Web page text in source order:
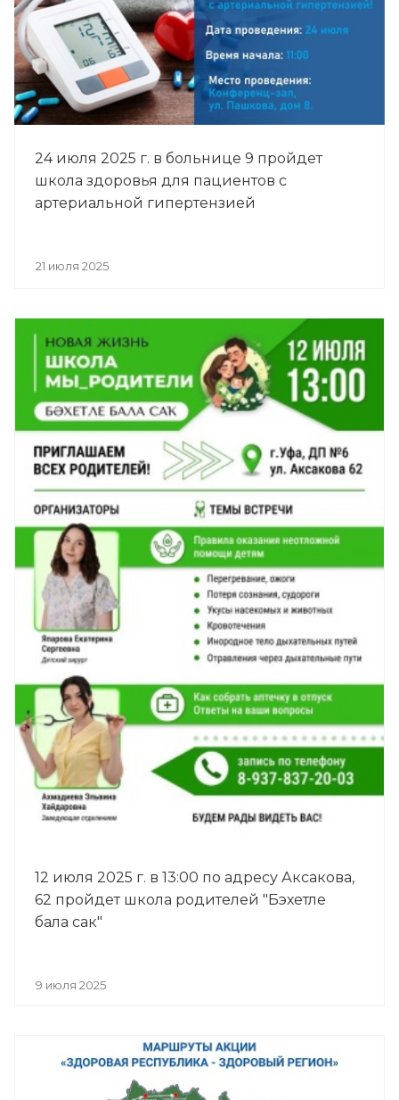
24 июля 2025 г. в больнице 9 пройдет
школа здоровья для пациентов с
артериальной гипертензией
21 июля 2025
12 июля 2025 г. в 13:00 по адресу Аксакова,
62 пройдет школа родителей "Бэхетле
бала сак"
9 июля 2025